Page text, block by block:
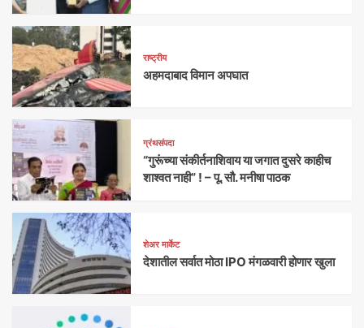
राष्ट्रीय
अहमदाबाद विमान अपघात
ग्रंथसंपदा
“गुरूंच्या संकीर्तनाशिवाय या जगात दुसरे काहीच
शाश्वत नाही” ! – पू. सौ. मनीषा पाठक
शेअर मार्केट
देशातील सर्वात मोठा IPO मंगळवारी होणार खुला